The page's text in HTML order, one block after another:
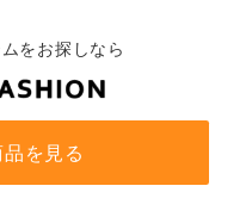
をお探しなら
品を見る